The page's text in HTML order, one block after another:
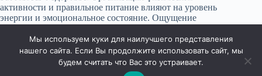
активности и правильное питание влияют на уровень
энергии и эмоциональное состояние. Ощущение
одиночеством и улучшения настроения.
Мы используем куки для наилучшего представления
нашего сайта. Если Вы продолжите использовать сайт, мы
будем считать что Вас это устраивает.